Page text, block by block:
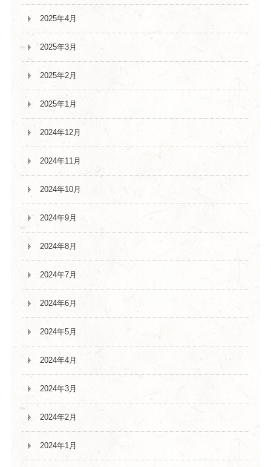
2025年4月
2025年3月
2025年2月
2025年1月
2024年12月
2024年11月
2024年10月
2024年9月
2024年8月
2024年7月
2024年6月
2024年5月
2024年4月
2024年3月
2024年2月
2024年1月